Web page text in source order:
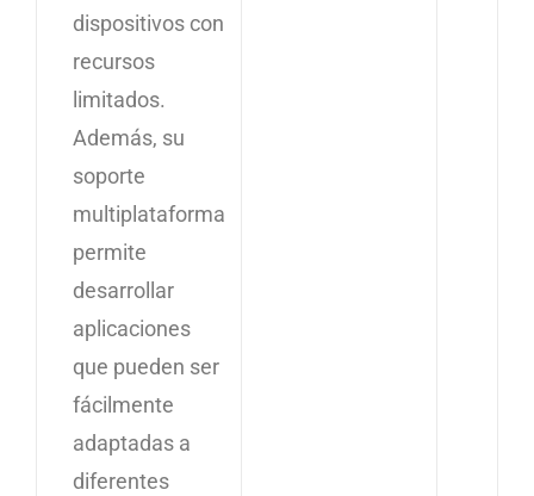
dispositivos con
recursos
limitados.
Además, su
soporte
multiplataforma
permite
desarrollar
aplicaciones
que pueden ser
fácilmente
adaptadas a
diferentes